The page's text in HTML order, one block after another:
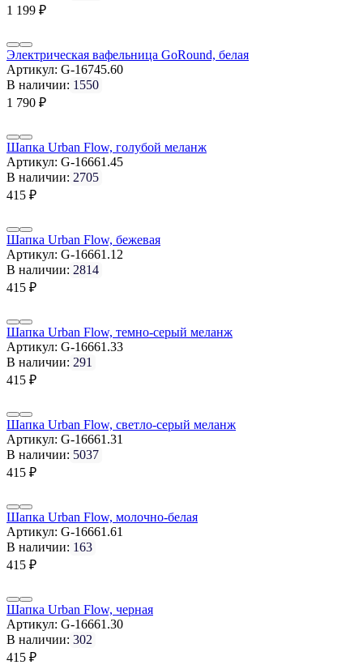
1 199 ₽
Электрическая вафельница GoRound, белая
Артикул: G-16745.60
В наличии: 1550
1 790 ₽
Шапка Urban Flow, голубой меланж
Артикул: G-16661.45
В наличии: 2705
415 ₽
Шапка Urban Flow, бежевая
Артикул: G-16661.12
В наличии: 2814
415 ₽
Шапка Urban Flow, темно-серый меланж
Артикул: G-16661.33
В наличии: 291
415 ₽
Шапка Urban Flow, светло-серый меланж
Артикул: G-16661.31
В наличии: 5037
415 ₽
Шапка Urban Flow, молочно-белая
Артикул: G-16661.61
В наличии: 163
415 ₽
Шапка Urban Flow, черная
Артикул: G-16661.30
В наличии: 302
415 ₽